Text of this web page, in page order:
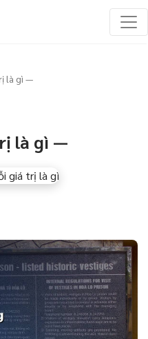
là gì —
là gì —